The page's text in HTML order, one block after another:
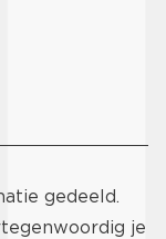
gedeeld.
je